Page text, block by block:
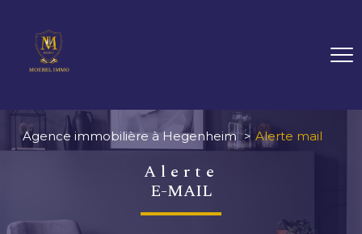
Agence immobilière à Hegenheim Alerte mail
alerte
E-MAIL